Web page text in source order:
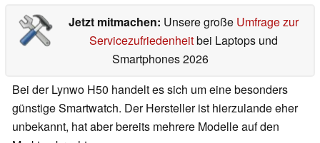
Jetzt mitmachen: Unsere große Umfrage zur
Servicezufriedenheitbei Laptops und
Smartphones 2026
Bei der Lynwo H50 handelt es sich um eine besonders
günstige Smartwatch. Der Hersteller ist hierzulande eher
unbekannt, hat aber bereits mehrere Modelle auf den